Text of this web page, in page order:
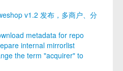
v1.2 发布，多商户、分
metadata for repo
internal mirrorlist
the term "acquirer" to